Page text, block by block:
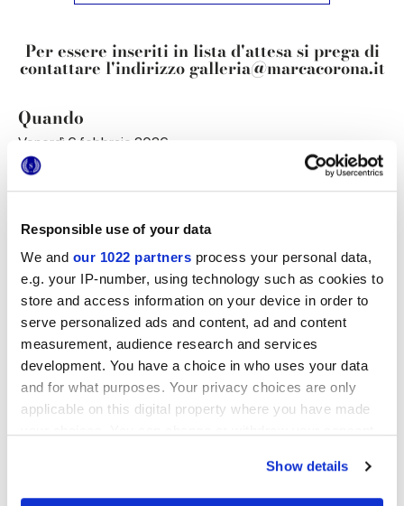
Responsible use of your data
We and our 1022 partners process your personal data,
e.g. your IP-number, using technology such as cookies to
store and access information on your device in order to
serve personalized ads and content, ad and content
measurement, audience research and services
development. You have a choice in who uses your data
and for what purposes. Your privacy choices are only
applicable on this digital property where you have made
Show details
Per essere inseriti in lista d'attesa si prega di
contattare l'indirizzo galleria@marcacorona.it
Quando
Venerdì 6 febbraio 2026
Dove
Programma
Ore 9.00 Registrazione dei partecipanti
Ore 9.30Saluti istituzionali
Lelio Poncemi , Amministratore Delegato Marca Corona
Marcella Borghi Cavazza
, Presidente Ordine degli
Architetti Bologna
Ore 10.00
Scenario
Addomesticare l'architettura. Come rendere
Antropologo